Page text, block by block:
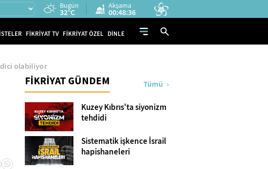
Bugün
32°C
Akşama
00:48:35
FİKRİYAT TV FİKRİYAT ÖZEL DİNLE
olabiliyor
FİKRİYAT GÜNDEM Tümü
Kuzey Kıbrıs'ta siyonizm
tehdidi
Sistematik işkence İsrail
hapishaneleri